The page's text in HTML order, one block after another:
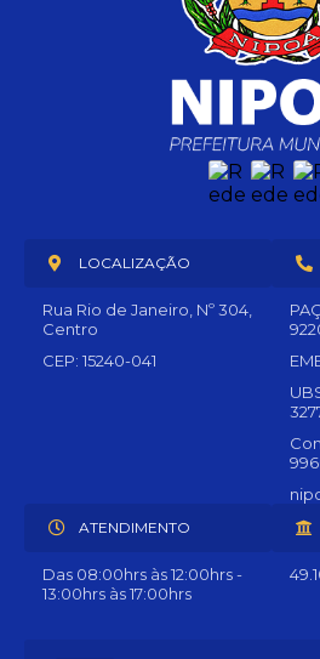
LOCALIZAÇÃO
Rua Rio de Janeiro, Nº 304,
Centro
CEP: 15240-041
ATENDIMENTO
Das 08:00hrs às 12:00hrs -
13:00hrs às 17:00hrs